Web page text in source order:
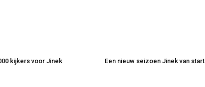
kijkers voor Jinek Een nieuw seizoen Jinek van start